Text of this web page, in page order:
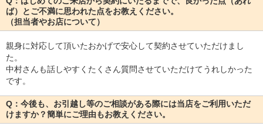
ば）とご不満に思われた点をお教えください。
（担当者やお店について）
親身に対応して頂いたおかげで安心して契約させていただけまし
た。
中村さんも話しやすくたくさん質問させていただけてうれしかった
です。
Q：今後も、お引越し等のご相談がある際には当店をご利用いただ
けますか？簡単にご理由もお教えください。